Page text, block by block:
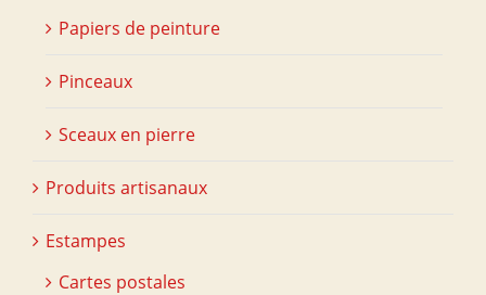
Papiers de peinture
Pinceaux
Sceaux en pierre
Produits artisanaux
Estampes
Cartes postales